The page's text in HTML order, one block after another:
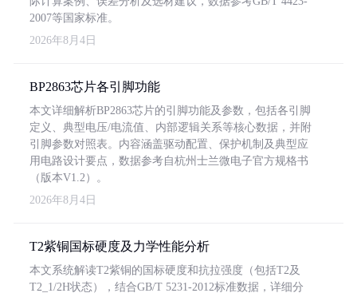
2007等国家标准。
2026年8月4日
BP2863芯片各引脚功能
本文详细解析BP2863芯片的引脚功能及参数，包括各引脚
定义、典型电压/电流值、内部逻辑关系等核心数据，并附
引脚参数对照表。内容涵盖驱动配置、保护机制及典型应
用电路设计要点，数据参考自杭州士兰微电子官方规格书
（版本V1.2）。
2026年8月4日
T2紫铜国标硬度及力学性能分析
本文系统解读T2紫铜的国标硬度和抗拉强度（包括T2及
T2_1/2H状态），结合GB/T 5231-2012标准数据，详细分